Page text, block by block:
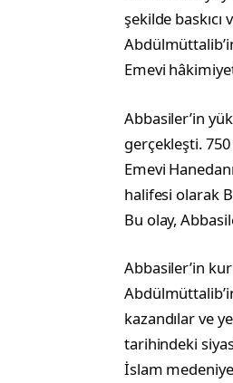
şekilde
Emevi
Abbasiler’in
gerçekleşti.
Emevi
halifesi olarak
Bu olay,
Abbasiler’in
kazandılar ve
tarihindeki
İslam